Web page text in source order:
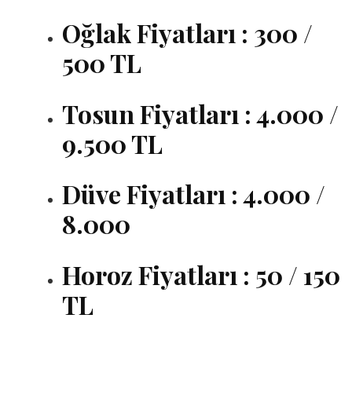
Oğlak Fiyatları : 300 /
500 TL
Tosun Fiyatları : 4.000 /
9.500 TL
Düve Fiyatları : 4.000 /
8.000
Horoz Fiyatları : 50 / 150
TL